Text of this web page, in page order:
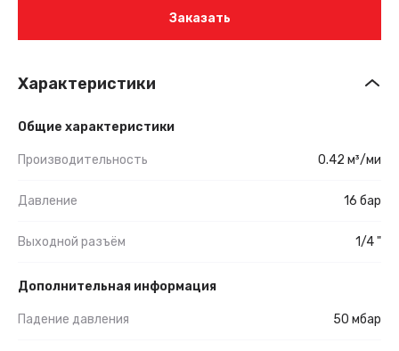
Заказать
Характеристики
Общие характеристики
Производительность 0.42 м³/ми
Давление 16 бар
Выходной разъём 1/4 "
Дополнительная информация
Падение давления 50 мбар